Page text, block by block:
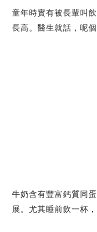
童年時實有被長輩叫
長高。醫生就話，呢
牛奶含有豐富鈣質同
展。尤其睡前飲一杯